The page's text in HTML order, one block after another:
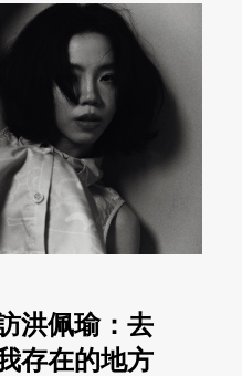
洪佩瑜：去
存在的地方